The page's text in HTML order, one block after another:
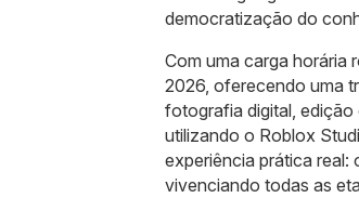
democratização do
Com uma carga horária
2026, oferecendo uma
fotografia digital, edição
utilizando o Roblox
experiência prática
vivenciando todas as